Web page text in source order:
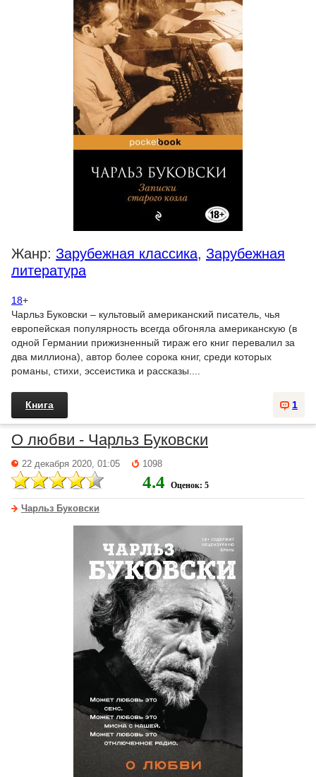
Жанр: Зарубежная классика, Зарубежная
литература
18+
Чарльз Буковски – культовый американский писатель, чья
европейская популярность всегда обгоняла американскую (в
одной Германии прижизненный тираж его книг перевалил за
два миллиона), автор более сорока книг, среди которых
романы, стихи, эссеистика и рассказы....
1
Книга
О любви - Чарльз Буковски
22 декабря 2020, 01:05 1098
4.4 Оценок: 5
Чарльз Буковски